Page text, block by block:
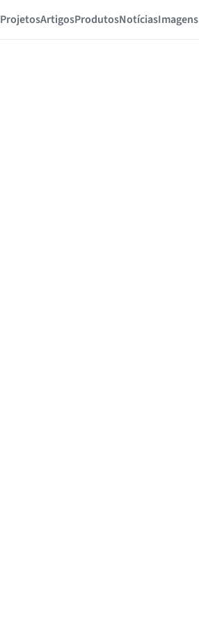
ProjetosArtigosProdutosNotíciasImagens